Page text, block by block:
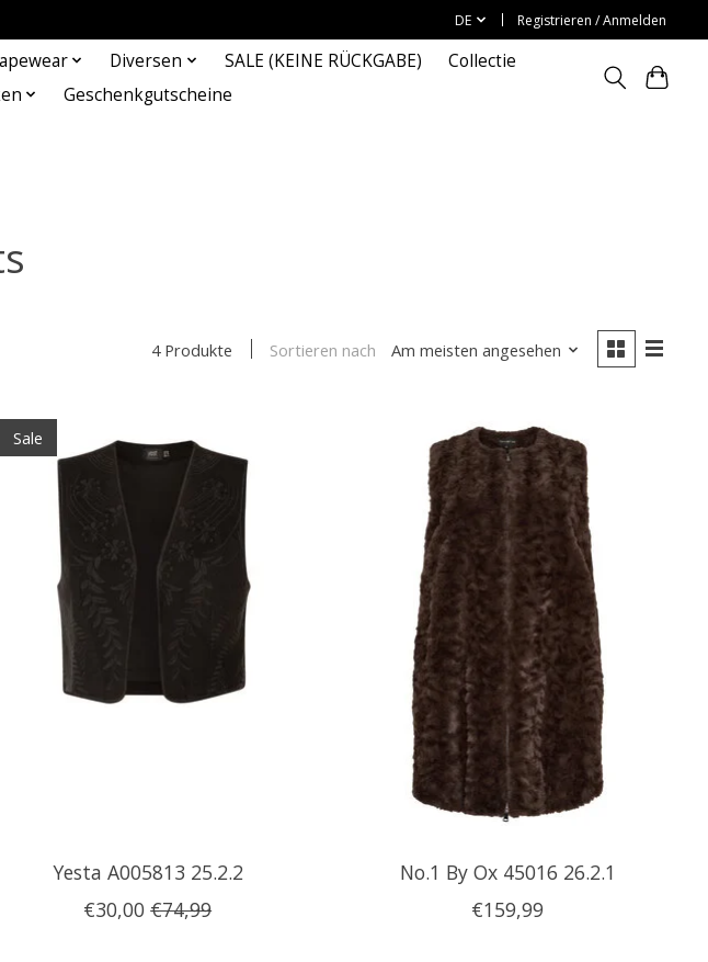
DE Registrieren / Anmelden
Diversen SALE (KEINE RÜCKGABE)
Collectie
Geschenkgutscheine
4 Produkte Sortieren nach Am meisten angesehen
Sale
Yesta A005813 25.2.2
€30,00 €74,99
No.1 By Ox 45016 26.2.1
€159,99